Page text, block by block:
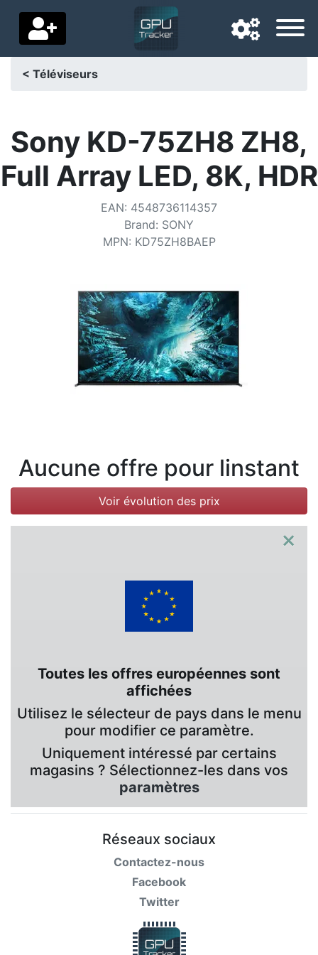
Pays de livraison
Accueil
Contactez-nous
Conditions
Catégories
< Téléviseurs
Sony KD-75ZH8 ZH8,
Full Array LED, 8K, HDR
EAN: 4548736114357
Brand: SONY
MPN: KD75ZH8BAEP
Aucune offre pour linstant
Voir évolution des prix
×
Toutes les offres européennes sont
affichées
Utilisez le sélecteur de pays dans le menu
pour modifier ce paramètre.
Uniquement intéressé par certains
magasins ? Sélectionnez-les dans vos
paramètres
Réseaux sociaux
Contactez-nous
Facebook
Twitter